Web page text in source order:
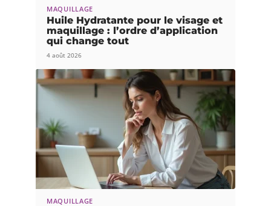
MAQUILLAGE
Huile Hydratante pour le visage et
maquillage : l’ordre d’application
qui change tout
4 août 2026
MAQUILLAGE